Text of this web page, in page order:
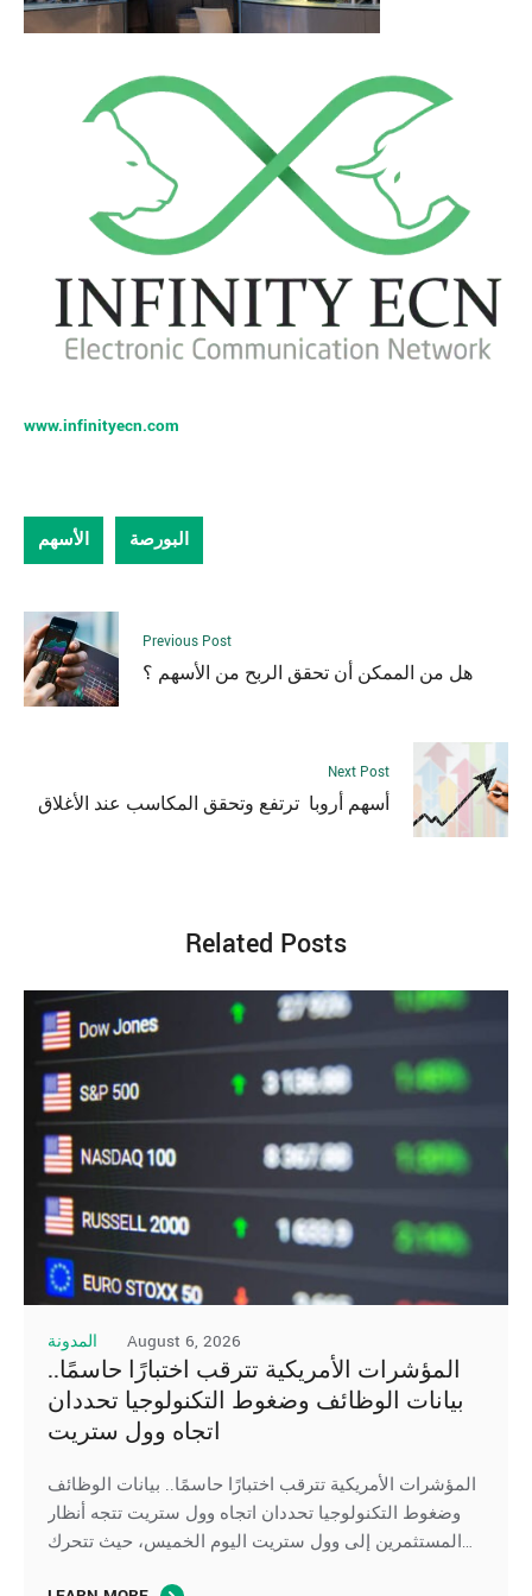
www.infinityecn.com
الأسهم البورصة
Previous Post
هل من الممكن أن تحقق الربح من الأسهم ؟
Next Post
أسهم أروبا ترتفع وتحقق المكاسب عند الأغلاق
Related Posts
المدونة August 6, 2026
المؤشرات الأمريكية تترقب اختبارًا حاسمًا..
بيانات الوظائف وضغوط التكنولوجيا تحددان
اتجاه وول ستريت
المؤشرات الأمريكية تترقب اختبارًا حاسمًا.. بيانات الوظائف
وضغوط التكنولوجيا تحددان اتجاه وول ستريت تتجه أنظار
المستثمرين إلى وول ستريت اليوم الخميس، حيث تتحرك